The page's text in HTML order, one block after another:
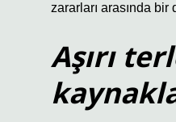
zararları arasında bir
Aşırı